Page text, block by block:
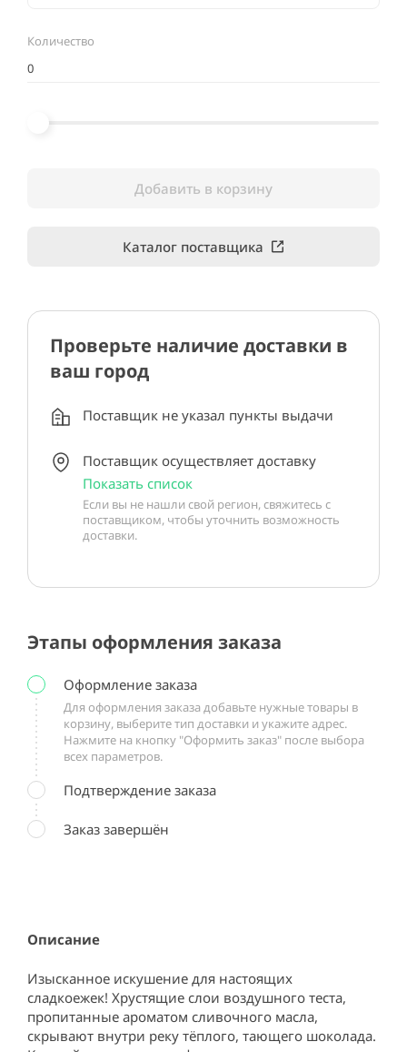
Описание
Изысканное искушение для настоящих
сладкоежек! Хрустящие слои воздушного теста,
пропитанные ароматом сливочного масла,
скрывают внутри реку тёплого, тающего шоколада.
Количество
Добавить в корзину
Каталог поставщика
Проверьте наличие доставки в
ваш город
Поставщик не указал пункты выдачи
Поставщик осуществляет доставку
Показать список
Если вы не нашли свой регион, свяжитесь с
поставщиком, чтобы уточнить возможность
доставки.
Этапы оформления заказа
Оформление заказа
Для оформления заказа добавьте нужные товары в
корзину, выберите тип доставки и укажите адрес.
Нажмите на кнопку "Оформить заказ" после выбора
всех параметров.
Подтверждение заказа
Заказ завершён